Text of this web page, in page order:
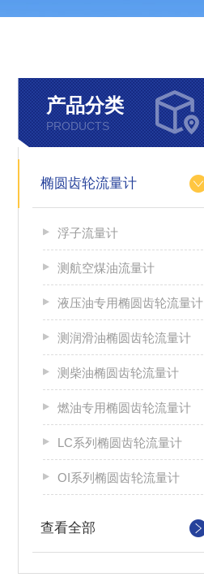
产品分类
PRODUCTS
椭圆齿轮流量计
浮子流量计
测航空煤油流量计
液压油专用椭圆齿轮流量计
测润滑油椭圆齿轮流量计
测柴油椭圆齿轮流量计
燃油专用椭圆齿轮流量计
LC系列椭圆齿轮流量计
OI系列椭圆齿轮流量计
查看全部